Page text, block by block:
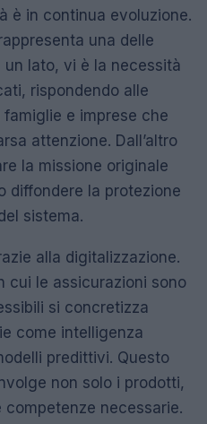
è in continua evoluzione.
una delle
lato, vi è la necessità
rispondendo alle
e imprese che
attenzione. Dall’altro
la missione originale
diffondere la protezione
sistema.
alla digitalizzazione.
cui le assicurazioni sono
si concretizza
come intelligenza
predittivi. Questo
non solo i prodotti,
necessarie.